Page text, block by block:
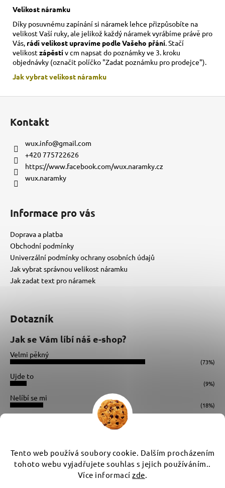
Tento web používá soubory cookie. Dalším procházením
tohoto webu vyjadřujete souhlas s jejich používáním..
Více informacízde.
Velikost náramku
Díky posuvnému zapínání si náramek lehce přizpůsobíte na
velikost Vaší ruky, ale jelikož každý náramek vyrábíme právě pro
Vás, rádi velikost upravíme podle Vašeho přání . Stačí
velikostzápěstív cm napsat do poznámky ve 3. kroku
objednávky (označit políčko "Zadat poznámku pro prodejce").
Jak vybrat velikost náramku
Kontakt
wux.info@gmail.com
+420 775722626
https://www.facebook.com/wux.naramky.cz
wux.naramky
Informace pro vás
Doprava a platba
Obchodní podmínky
Univerzální podmínky ochrany osobních údajů
Jak vybrat správnou velikost náramku
Jak zadat text pro náramek
Dotazník
Jak se Vám líbí náš e-shop?
Velmi pěkný
(73%)
Ujde to
(9%)
Nelíbí se mi
(18%)
Instagram